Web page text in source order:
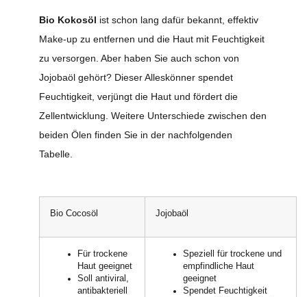
Bio Kokosöl ist schon lang dafür bekannt, effektiv
Make-up zu entfernen und die Haut mit Feuchtigkeit
zu versorgen. Aber haben Sie auch schon von
Jojobaöl gehört? Dieser Alleskönner spendet
Feuchtigkeit, verjüngt die Haut und fördert die
Zellentwicklung. Weitere Unterschiede zwischen den
beiden Ölen finden Sie in der nachfolgenden
Tabelle.
Bio Cocosöl Jojobaöl
Für trockene
Haut geeignet
Soll antiviral,
antibakteriell
Speziell für trockene und
empfindliche Haut
geeignet
Spendet Feuchtigkeit